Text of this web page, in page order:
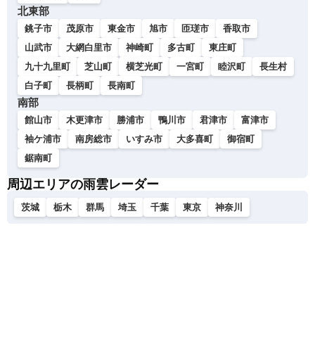
北東部
銚子市 茂原市 東金市 旭市 匝瑳市
香取市
山武市
大網白里市 神崎町 多古町
東庄町
九十九里町
芝山町 横芝光町 一宮町 睦沢町
長生村
白子町
長柄町 長南町
南部
館山市 木更津市 勝浦市 鴨川市 君津市
富津市
袖ケ浦市
南房総市 いすみ市 大多喜町
御宿町
鋸南町
周辺エリアの雨雲レーダー
茨城 栃木 群馬 埼玉 千葉 東京 神奈川